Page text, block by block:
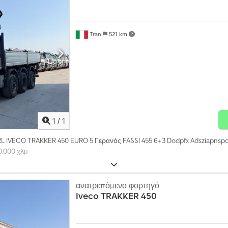
1 / 1
Trani 521 km
IVECO TRAKKER 450 EURO 5 Γερανός FASSI 455 6+3 Dodpfx
χλμ
ανατρεπόμενο φορτηγό
IvecoTRAKKER 450